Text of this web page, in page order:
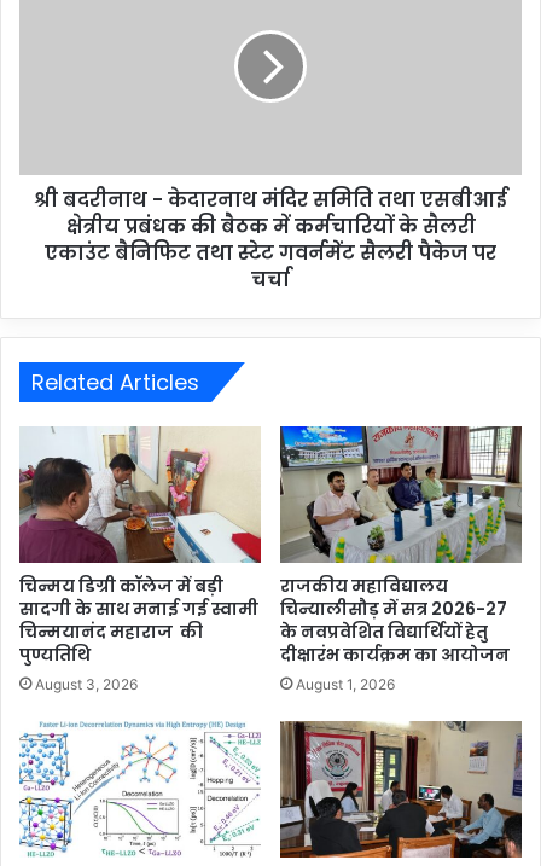
श्री बदरीनाथ - केदारनाथ मंदिर समिति तथा एसबीआई
क्षेत्रीय प्रबंधक की बैठक में कर्मचारियों के सैलरी
एकाउंट बैनिफिट तथा स्टेट गवर्नमेंट सैलरी पैकेज पर
चर्चा
Related Articles
चिन्मय डिग्री कॉलेज में बड़ी
सादगी के साथ मनाई गई स्वामी
चिन्मयानंद महाराज की
पुण्यतिथि
August 3, 2026
राजकीय महाविद्यालय
चिन्यालीसौड़ में सत्र 2026-27
के नवप्रवेशित विद्यार्थियों हेतु
दीक्षारंभ कार्यक्रम का आयोजन
August 1, 2026